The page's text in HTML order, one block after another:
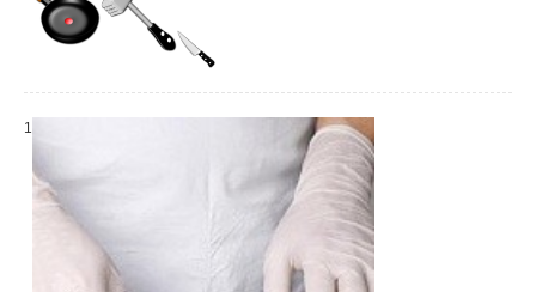
1